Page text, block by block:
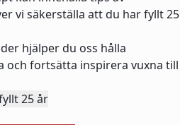
vi säkerställa att du har fyllt 25
hjälper du oss hålla
och fortsätta inspirera vuxna till
25 år